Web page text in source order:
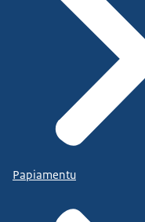
Papiamentu